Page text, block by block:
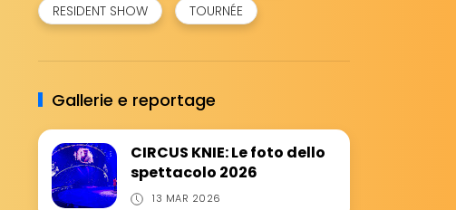
RESIDENT SHOW
TOURNÉE
Gallerie e reportage
CIRCUS KNIE: Le foto dello
spettacolo 2026
13 MAR 2026